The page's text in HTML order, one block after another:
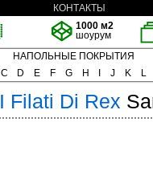
КОНТАКТЫ
1000 м2
шоурум
НАПОЛЬНЫЕ ПОКРЫТИЯ
C D E F G H J K L
I Filati Di Rex